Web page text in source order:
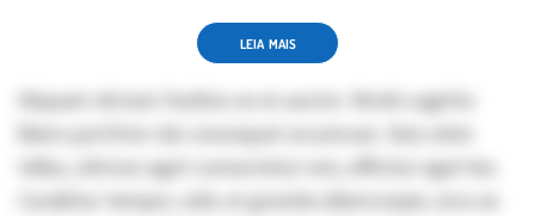
LEIA MAIS
Aliquam dictum facilisis ex et auctor. Morbi sagittis
libero porttitor dui consequat accumsan. Duis enim
tellus, ultrices eget consectetur non, efficitur eget leo.
Curabitur tempor, odio at gravida ullamcorper, arcu ex